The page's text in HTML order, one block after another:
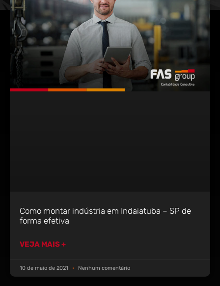
Como montar indústria em Indaiatuba – SP de
forma efetiva
VEJA MAIS +
10 de maio de 2021 Nenhum comentário